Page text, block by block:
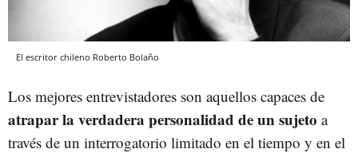
El escritor chileno Roberto Bolaño
Los mejores entrevistadores son aquellos capaces de
atrapar la verdadera personalidad de un sujeto a
través de un interrogatorio limitado en el tiempo y en el